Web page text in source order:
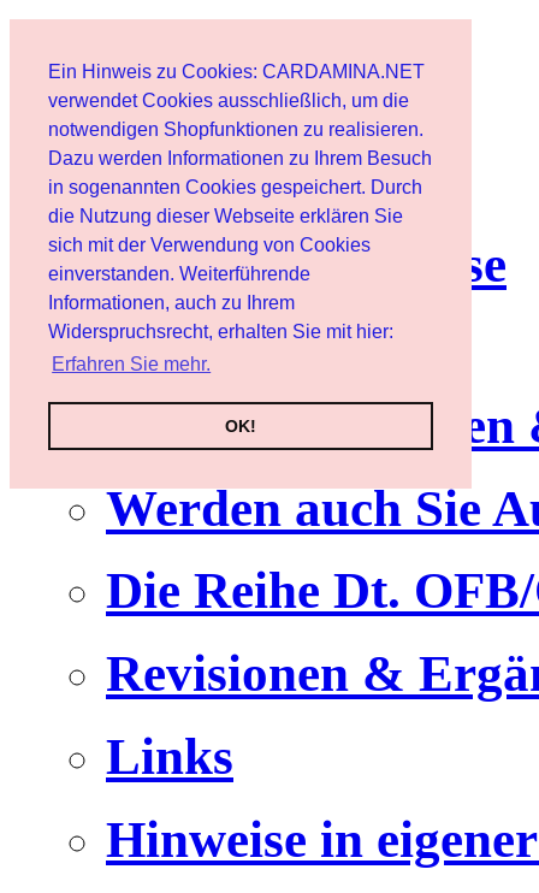
Ein Hinweis zu Cookies: CARDAMINA.NET
verwendet Cookies ausschließlich, um die
notwendigen Shopfunktionen zu realisieren.
Dazu werden Informationen zu Ihrem Besuch
in sogenannten Cookies gespeichert. Durch
die Nutzung dieser Webseite erklären Sie
sich mit der Verwendung von Cookies
einverstanden. Weiterführende
Informationen, auch zu Ihrem
Widerspruchsrecht, erhalten Sie mit hier:
Erfahren Sie mehr.
OK!
Benutzer
Newsletter
Nutzungshinweise
Service
Werden auch Sie
Die Reihe Dt.
Revisionen &
Links
Hinweise in